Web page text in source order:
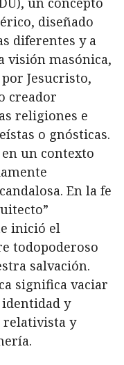
diseñado
diferentes y a
visión masónica,
Jesucristo,
creador
religiones e
o gnósticas.
un contexto
En la fe
inició el
todopoderoso
salvación.
significa vaciar
y
relativista y